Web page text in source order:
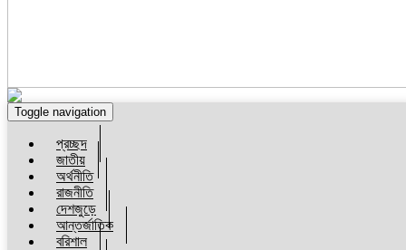
Toggle navigation
প্রচ্ছদ
জাতীয়
অর্থনীতি
রাজনীতি
দেশজুড়ে
আন্তর্জাতিক
বরিশাল